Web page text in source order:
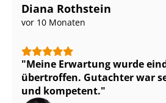
Diana Rothstein
vor 10 Monaten
Meine Erwartung wurde
übertroffen. Gutachter war
und kompetent.